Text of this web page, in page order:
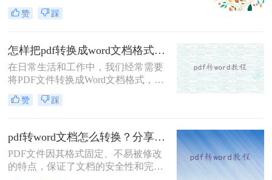
文件一般除了浏览还需要编辑外，想
要编辑时，就要将电脑pdf怎么转换成
就来给大家讲讲pdf转word的方法，教
会你快速转换。
赞 踩
怎样把pdf转换成word文档格式？分享两种有效方法！
在日常生活和工作中，我们经常需要
将PDF文件转换成Word文档格式，以
便进行编辑、修改和排版。那么怎样
把pdf转换成word文档格式呢？本文将
赞 踩
pdf转word文档怎么转换？分享三个简单转换方法！
PDF文件因其格式固定、不易被修改
的特点，保证了文档的安全性和完整